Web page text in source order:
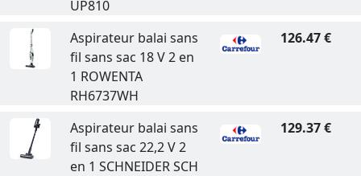
UP810
Aspirateur balai sans
fil sans sac 18 V 2 en
1 ROWENTA
RH6737WH
126.47 €
Aspirateur balai sans
fil sans sac 22,2 V 2
en 1 SCHNEIDER SCH
129.37 €